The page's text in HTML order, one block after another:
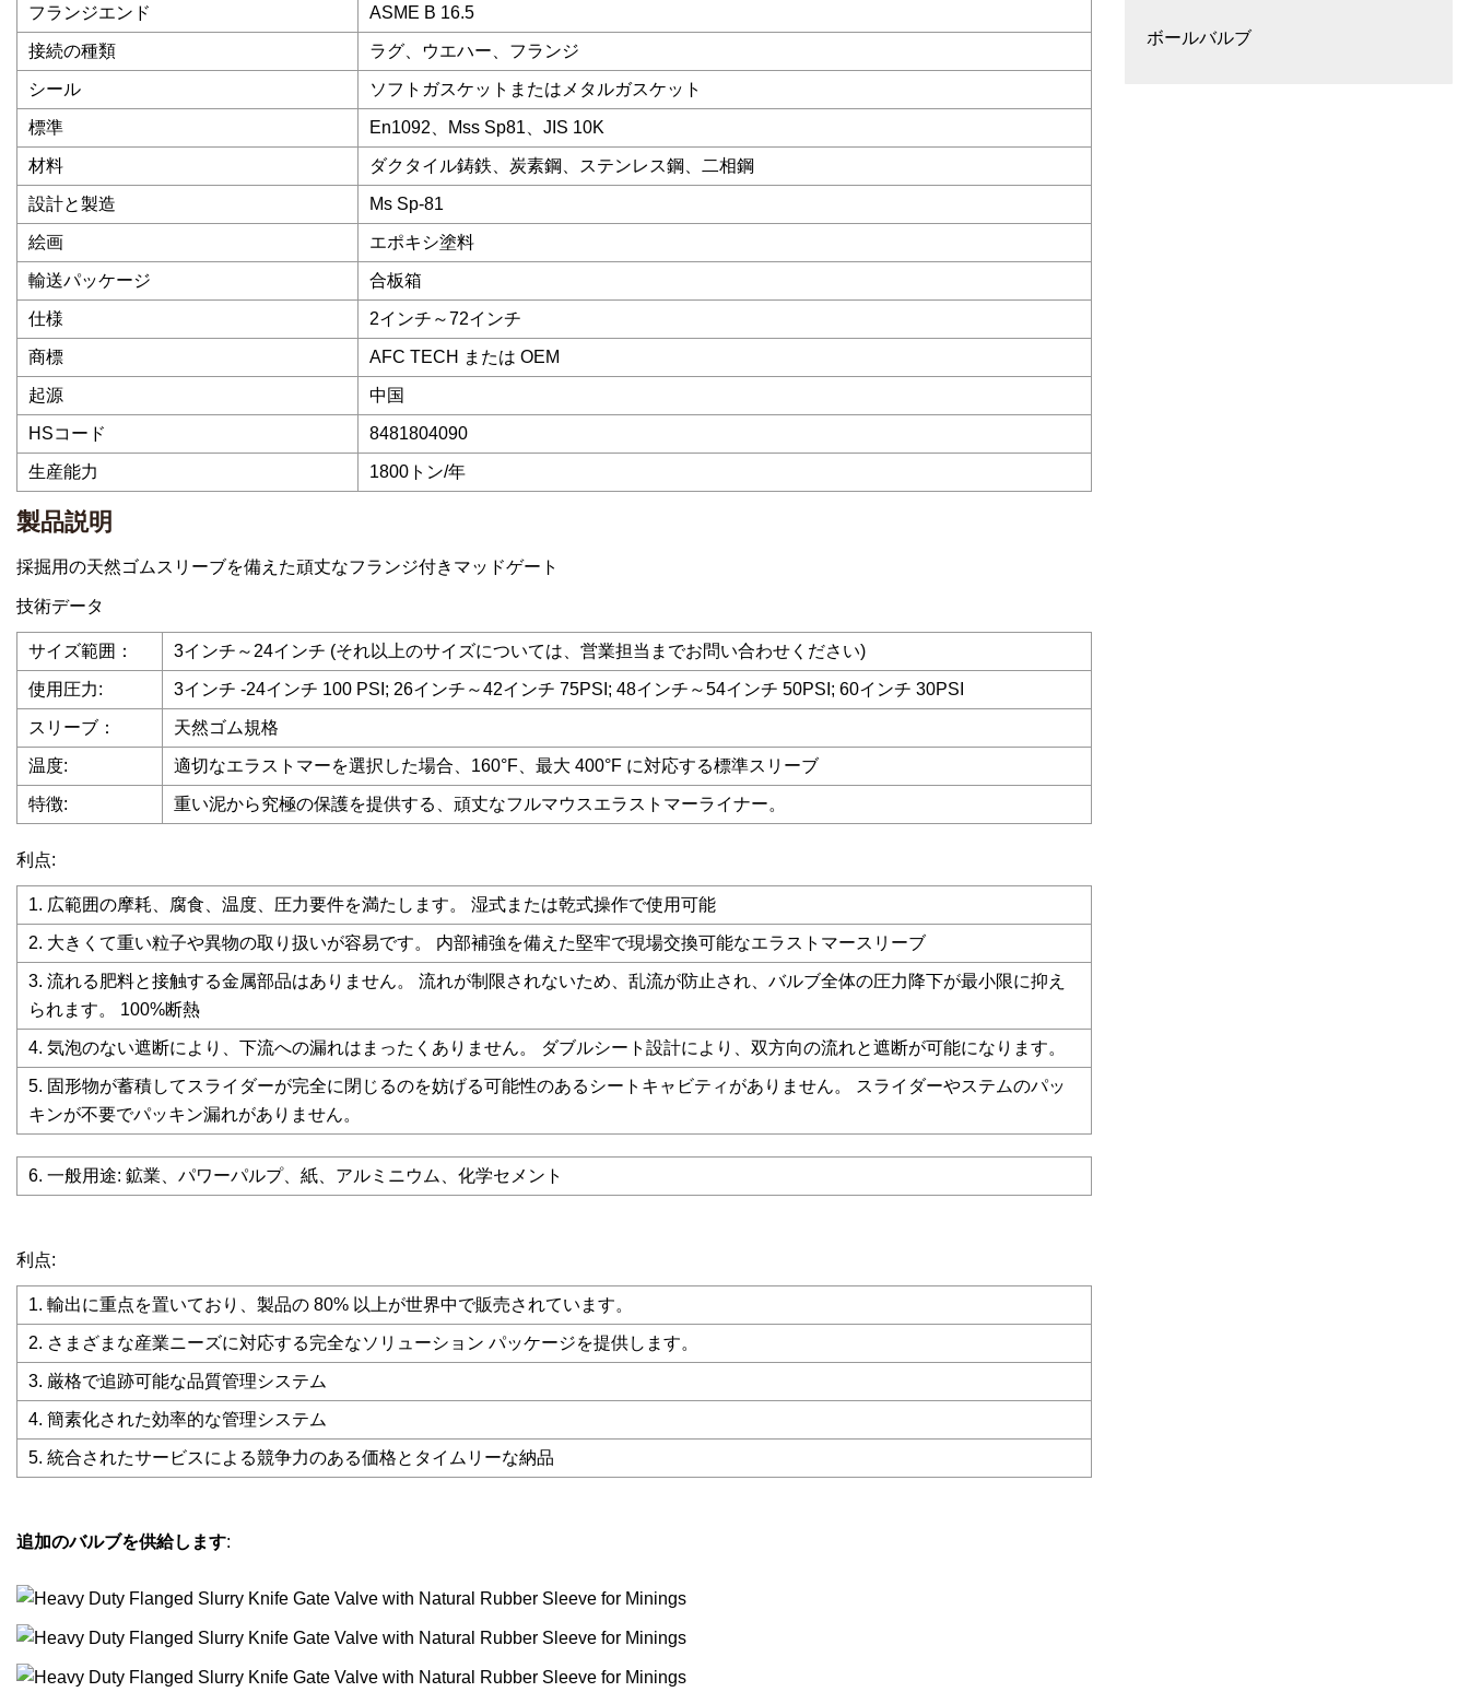
フランジエンド ASME B 16.5
接続の種類 ラグ、ウエハー、フランジ
シール ソフトガスケットまたはメタルガスケット
標準 En1092、Mss Sp81、JIS 10K
材料 ダクタイル鋳鉄、炭素鋼、ステンレス鋼、二相鋼
設計と製造 Ms Sp-81
絵画 エポキシ塗料
輸送パッケージ 合板箱
仕様 2インチ～72インチ
商標 AFC TECH または OEM
起源 中国
HSコード 8481804090
生産能力 1800トン/年
製品説明
採掘用の天然ゴムスリーブを備えた頑丈なフランジ付きマッドゲート
技術データ
サイズ範囲： 3インチ～24インチ (それ以上のサイズについては、営業担当までお問い合わせください)
使用圧力: 3インチ -24インチ 100 PSI; 26インチ～42インチ 75PSI; 48インチ～54インチ 50PSI; 60インチ 30PSI
スリーブ： 天然ゴム規格
温度: 適切なエラストマーを選択した場合、160°F、最大 400°F に対応する標準スリーブ
特徴: 重い泥から究極の保護を提供する、頑丈なフルマウスエラストマーライナー。
利点:
1. 広範囲の摩耗、腐食、温度、圧力要件を満たします。 湿式または乾式操作で使用可能
2. 大きくて重い粒子や異物の取り扱いが容易です。 内部補強を備えた堅牢で現場交換可能なエラストマースリーブ
3. 流れる肥料と接触する金属部品はありません。 流れが制限されないため、乱流が防止され、バルブ全体の圧力降下が最小限に抑え
られます。 100%断熱
4. 気泡のない遮断により、下流への漏れはまったくありません。 ダブルシート設計により、双方向の流れと遮断が可能になります。
5. 固形物が蓄積してスライダーが完全に閉じるのを妨げる可能性のあるシートキャビティがありません。 スライダーやステムのパッ
キンが不要でパッキン漏れがありません。
6. 一般用途: 鉱業、パワーパルプ、紙、アルミニウム、化学セメント
利点:
1. 輸出に重点を置いており、製品の 80% 以上が世界中で販売されています。
2. さまざまな産業ニーズに対応する完全なソリューション パッケージを提供します。
3. 厳格で追跡可能な品質管理システム
4. 簡素化された効率的な管理システム
5. 統合されたサービスによる競争力のある価格とタイムリーな納品
追加のバルブを供給します:
ボールバルブ